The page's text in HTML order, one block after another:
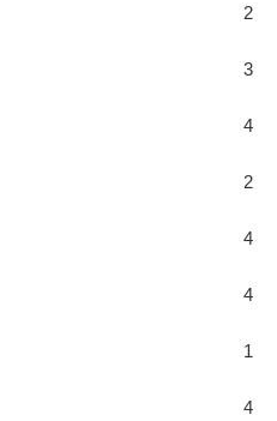
2
3
4
2
4
4
1
4